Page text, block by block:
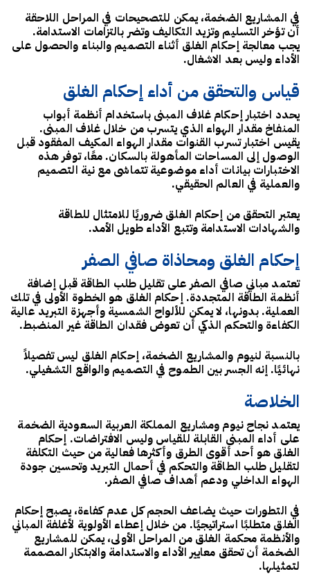
في المشاريع الضخمة، يمكن للتصحيحات في المراحل اللاحقة
أن تؤخر التسليم وتزيد التكاليف وتضر بالتزامات الاستدامة.
يجب معالجة إحكام الغلق أثناء التصميم والبناء والحصول على
الأداء وليس بعد الاشغال.
قياس والتحقق من أداء إحكام الغلق
يحدد اختبار إحكام غلاف المبنى باستخدام أنظمة أبواب
المنفاخ مقدار الهواء الذي يتسرب من خلال غلاف المبنى.
يقيس اختبار تسرب القنوات مقدار الهواء المكيف المفقود قبل
الوصول إلى المساحات المأهولة بالسكان. معًا، توفر هذه
الاختبارات بيانات أداء موضوعية تتماشى مع نية التصميم
والعملية في العالم الحقيقي.
يعتبر التحقق من إحكام الغلق ضروريًا للامتثال للطاقة
والشهادات الاستدامة وتتبع الأداء طويل الأمد.
إحكام الغلق ومحاذاة صافي الصفر
تعتمد مباني صافي الصفر على تقليل طلب الطاقة قبل إضافة
أنظمة الطاقة المتجددة. إحكام الغلق هو الخطوة الأولى في تلك
العملية. بدونها، لا يمكن للألواح الشمسية وأجهزة التبريد عالية
الكفاءة والتحكم الذكي أن تعوض فقدان الطاقة غير المنضبط.
بالنسبة لنيوم والمشاريع الضخمة، إحكام الغلق ليس تفصيلاً
نهائيًا. إنه الجسر بين الطموح في التصميم والواقع التشغيلي.
الخلاصة
يعتمد نجاح نيوم ومشاريع المملكة العربية السعودية الضخمة
على أداء المبنى القابلة للقياس وليس الافتراضات. إحكام
الغلق هو أحد أقوى الطرق وأكثرها فعالية من حيث التكلفة
لتقليل طلب الطاقة والتحكم في أحمال التبريد وتحسين جودة
الهواء الداخلي ودعم أهداف صافي الصفر.
في التطورات حيث يضاعف الحجم كل عدم كفاءة، يصبح إحكام
الغلق متطلبًا استراتيجيًا. من خلال إعطاء الأولوية لأغلفة المباني
والأنظمة محكمة الغلق من المراحل الأولى، يمكن للمشاريع
الضخمة أن تحقق معايير الأداء والاستدامة والابتكار المصممة
لتمثيلها.